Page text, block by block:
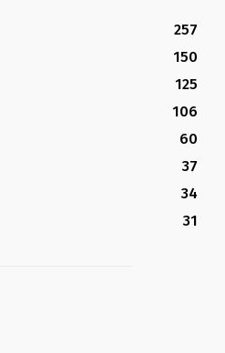
257
150
125
106
60
37
34
31